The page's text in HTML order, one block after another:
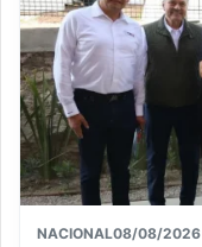
NACIONAL08/08/2026